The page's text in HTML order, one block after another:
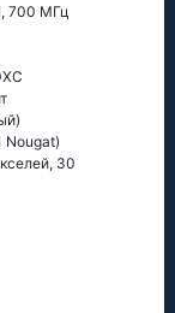
700 МГц
Νоugаt)
30